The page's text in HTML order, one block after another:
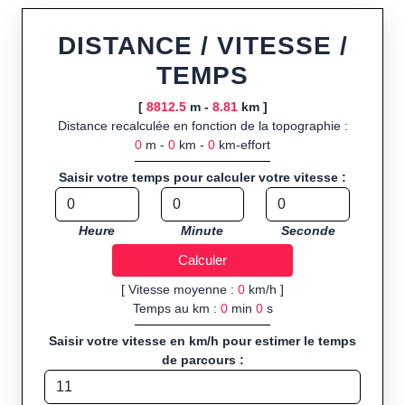
ou import de fichier GPX, calcul instantané de la distance
profil d’élévation avec options de lissage, export en trace GPX,
route GPX, KML (plat ou relief) et TCX, ainsi que calculs
Public cible :strong> sportifs de loisir et compétiteurs
préparant entraînements et parcours, organisateurs
d’événements partageant leurs itinéraires, et utilisateurs de
GPS souhaitant charger leurs trajets à l’avance.
Sports et activités disponibles :Footing (jogging), course à
pied, cyclisme (vélo), VTT, randonnée, roller et équitation.
DISTANCE / VITESSE /
TEMPS
[ 8812.5m - 8.81km ]
Distance recalculée en fonction de la topographie :
0 m - 0 km - 0 km-effort
Saisir votre temps pour calculer votre vitesse :
Heure Minute Seconde
[ Vitesse moyenne : 0 km/h ]
Temps au km : 0min 0s
Saisir votre vitesse en km/h pour estimer le temps
de parcours :